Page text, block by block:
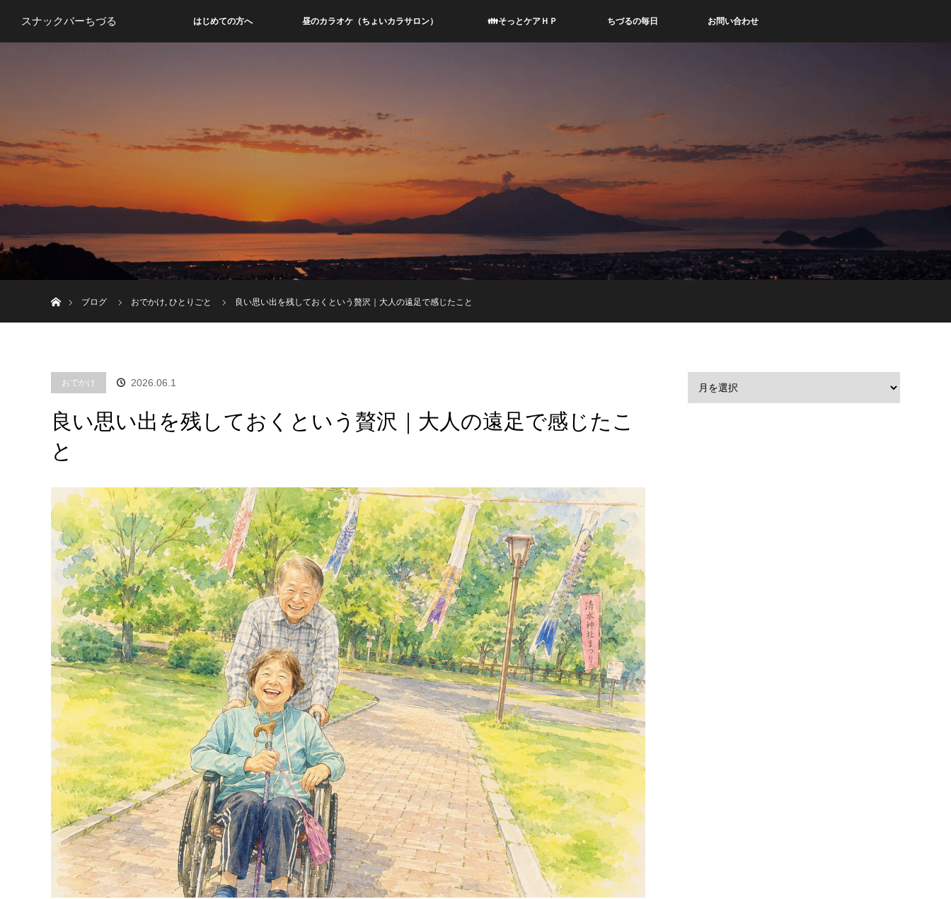
スナックバーちづる はじめての方へ 昼のカラオケ（ちょいカラサロン） 👪そっとケアＨＰ ちづるの毎日 お問い合わせ
ブログ
おでかけ, ひとりごと 良い思い出を残しておくという贅沢｜大人の遠足で感じたこと
おでかけ 2026.06.1
良い思い出を残しておくという贅沢｜大人の遠足で感じたこ
と